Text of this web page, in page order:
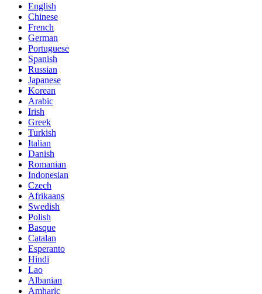
English
Chinese
French
German
Portuguese
Spanish
Russian
Japanese
Korean
Arabic
Irish
Greek
Turkish
Italian
Danish
Romanian
Indonesian
Czech
Afrikaans
Swedish
Polish
Basque
Catalan
Esperanto
Hindi
Lao
Albanian
Amharic